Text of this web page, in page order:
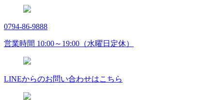
0794-86-9888
営業時間 10:00～19:00（水曜日定休）
LINEからのお問い合わせはこちら